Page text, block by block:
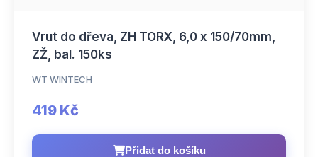
Vrut do dřeva, ZH TORX, 6,0 x 150/70mm,
ZŽ, bal. 150ks
WT WINTECH
419 Kč
Přidat do košíku